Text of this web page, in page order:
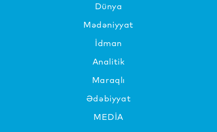
Dünya
Mədəniyyat
İdman
Analitik
Maraqlı
Ədəbiyyat
MEDİA